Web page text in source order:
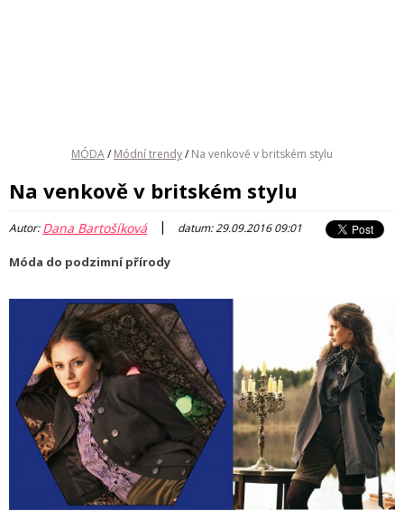
MÓDA/ Módní trendy/ Na venkově v britském stylu
Na venkově v britském stylu
Autor:Dana Bartošíková | datum: 29.09.2016 09:01
Móda do podzimní přírody